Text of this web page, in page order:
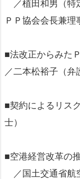
／植田和男（特
ＰＰ協会会長兼理
■法改正からみた
／二本松裕子（弁
■契約によるリス
士）
■空港経営改革の
／国土交通省航